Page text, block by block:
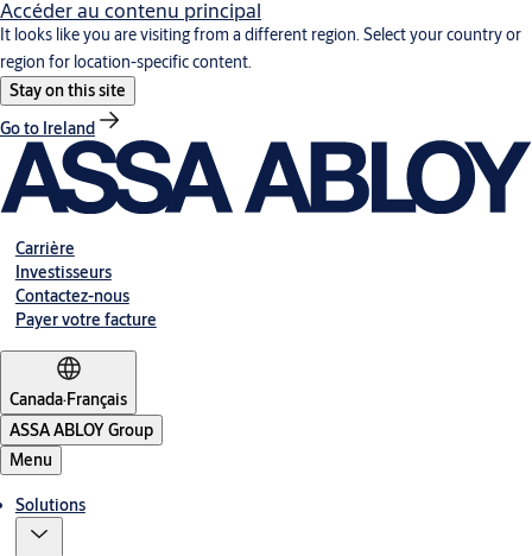
Accéder au contenu principal
It looks like you are visiting from a different region. Select your country or
region for location-specific content.
Stay on this site
Go to Ireland
Carrière
Investisseurs
Contactez-nous
Payer votre facture
Canada·Français
ASSA ABLOY Group
Menu
Solutions